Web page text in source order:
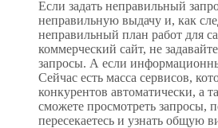
Если задать неправильный
неправильную выдачу и, как
неправильный план работ для
коммерческий сайт, не
запросы. А если
Сейчас есть масса сервисов,
конкурентов автоматически, а
сможете просмотреть запросы,
пересекаетесь и узнать общую